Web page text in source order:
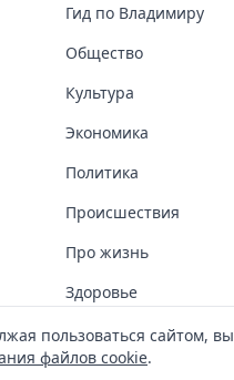
Гид по Владимиру
Общество
Культура
Экономика
Политика
Происшествия
Про жизнь
Здоровье
COVID-19
Спорт
пользоваться сайтом, вы
файлов cookie.